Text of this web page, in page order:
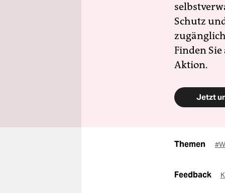
Schutz
Finden
Aktion.
Jetzt
Themen
Feedback